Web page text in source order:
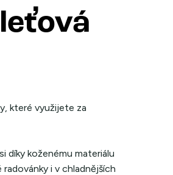
které využijete za
díky koženému materiálu
i v chladnějších